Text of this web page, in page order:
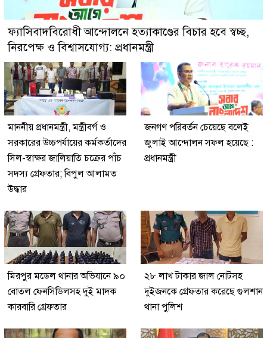
ফ্যাসিবাদবিরোধী আন্দোলনে হত্যাকাণ্ডের বিচার হবে স্বচ্ছ,
নিরপেক্ষ ও বিশ্বাসযোগ্য: প্রধানমন্ত্রী
মাননীয় প্রধানমন্ত্রী, মন্ত্রীবর্গ ও
সরকারের উচ্চপর্যায়ের কর্মকর্তাদের
সিল-স্বাক্ষর জালিয়াতি চক্রের পাঁচ
সদস্য গ্রেফতার; বিপুল আলামত
উদ্ধার
জনগণ পরিবর্তন চেয়েছে বলেই
জুলাই আন্দোলন সফল হয়েছে :
প্রধানমন্ত্রী
মিরপুর মডেল থানার অভিযানে ৯০
বোতল ফেনসিডিলসহ দুই মাদক
কারবারি গ্রেফতার
২৮ লাখ টাকার জাল নোটসহ
দুইজনকে গ্রেফতার করেছে গুলশান
থানা পুলিশ